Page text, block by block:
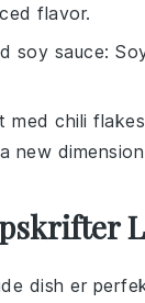
flavor.
soy sauce:
med chili flakes
new
dish er